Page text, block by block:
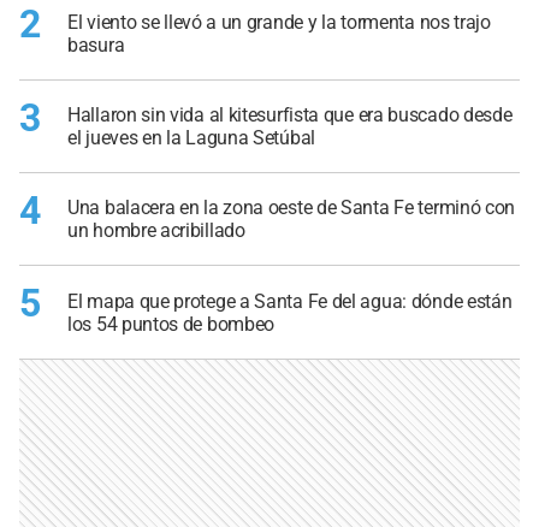
2
El viento se llevó a un grande y la tormenta nos trajo
basura
3
Hallaron sin vida al kitesurfista que era buscado desde
el jueves en la Laguna Setúbal
4
Una balacera en la zona oeste de Santa Fe terminó con
un hombre acribillado
5
El mapa que protege a Santa Fe del agua: dónde están
los 54 puntos de bombeo